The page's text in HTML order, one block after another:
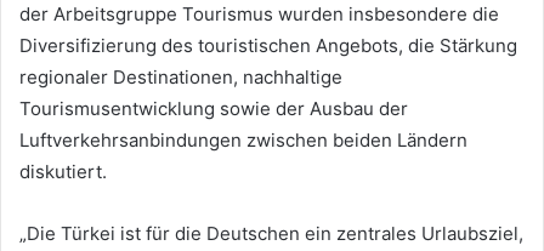
der Arbeitsgruppe Tourismus wurden insbesondere die
Diversifizierung des touristischen Angebots, die Stärkung
regionaler Destinationen, nachhaltige
Tourismusentwicklung sowie der Ausbau der
Luftverkehrsanbindungen zwischen beiden Ländern
diskutiert.
„Die Türkei ist für die Deutschen ein zentrales Urlaubsziel,